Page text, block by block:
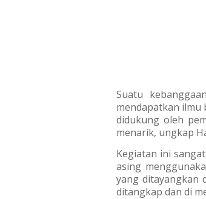
Suatu
mendapatkan ilmu
didukung oleh
menarik, ungkap
Kegiatan ini
asing
yang ditayangkan
ditangkap dan di